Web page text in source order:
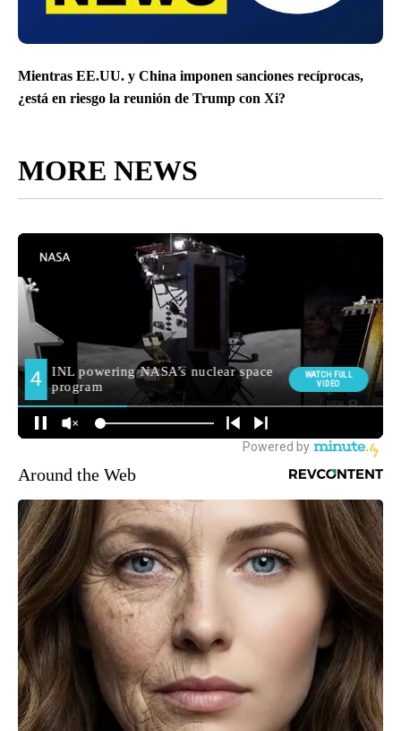
Mientras EE.UU. y China imponen sanciones recíprocas,
¿está en riesgo la reunión de Trump con Xi?
MORE NEWS
Around the Web